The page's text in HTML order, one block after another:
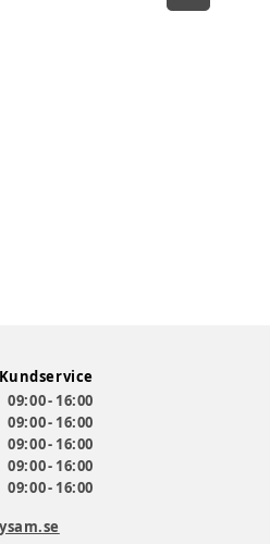
09:00 - 16:00
09:00 - 16:00
09:00 - 16:00
09:00 - 16:00
09:00 - 16:00